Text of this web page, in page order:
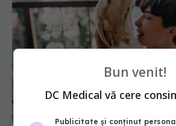
Câinii și capacitatea lor
cancerul
16 aug 2025, 11:30
Bun venit!
DC Medical vă cere
Publicitate și conținut